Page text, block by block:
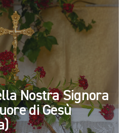
Nostra Signora
di Gesù